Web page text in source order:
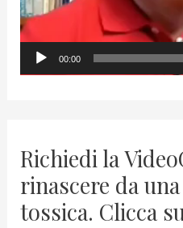
a
y
00:00
Richiedi la
rinascere da
tossica. Clicca